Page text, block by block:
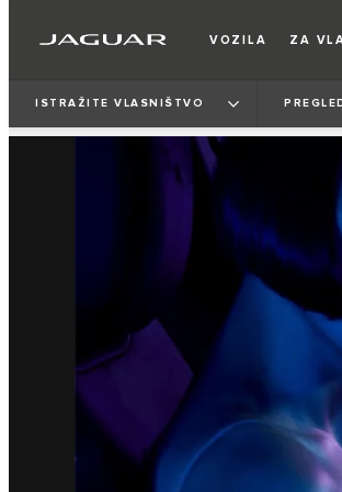
VOZILA ZA
ISTRAŽITE VLASNIŠTVO